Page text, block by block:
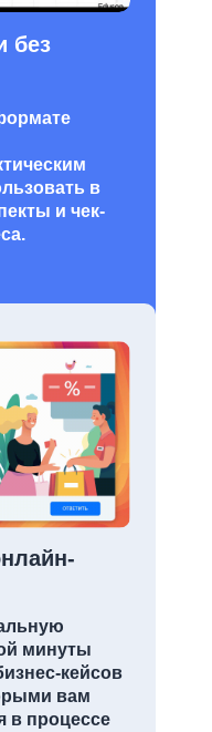
в
и чек-
без
минуты
кейсов
вам
в процессе